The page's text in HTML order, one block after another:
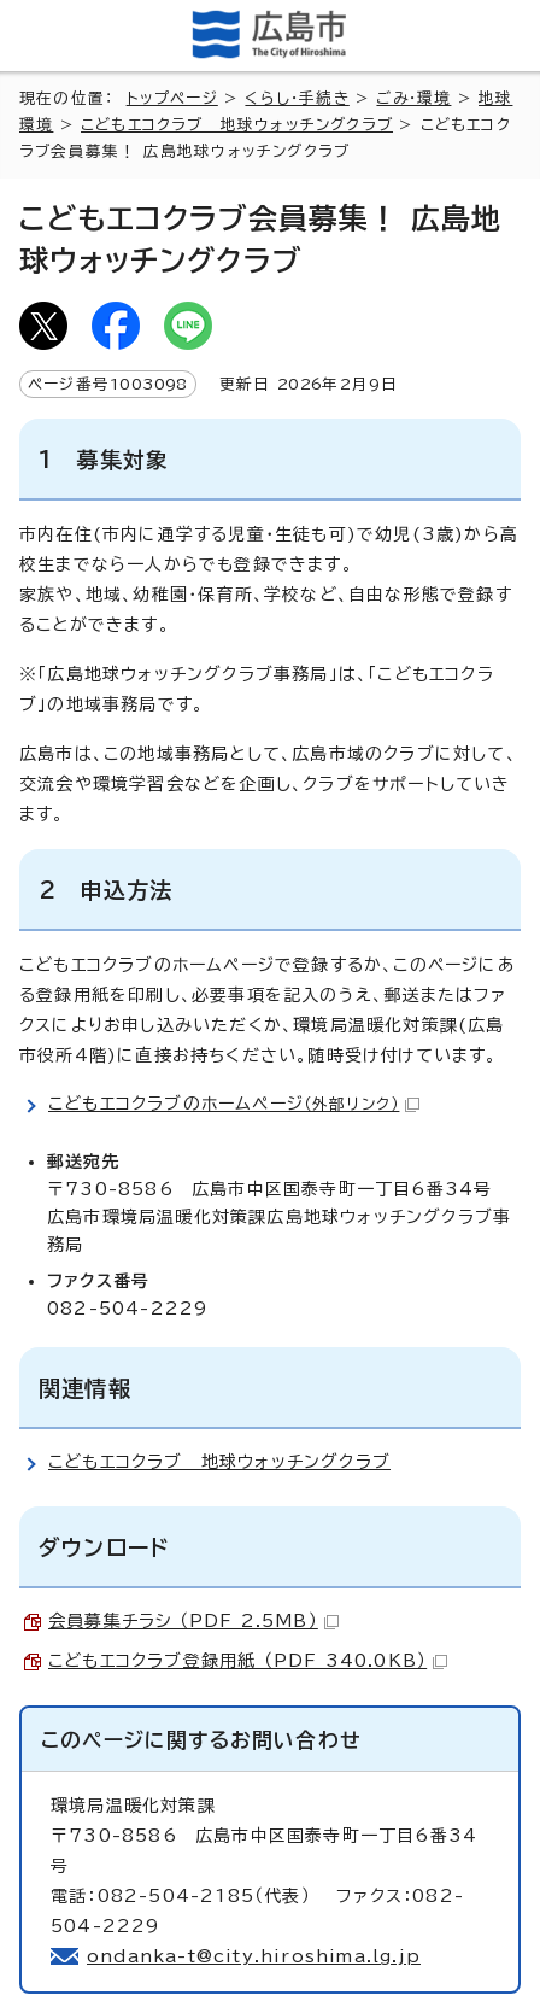
現在の位置： トップページ > くらし・手続き > ごみ・環境 >地球
環境
> こどもエコクラブ 地球ウォッチングクラブ > こどもエコク
ラブ会員募集！ 広島地球ウォッチングクラブ
こどもエコクラブ会員募集！ 広島地
球ウォッチングクラブ
ページ番号 1003098 更新日 2026年2月9日
1 募集対象
市内在住(市内に通学する児童・生徒も可)で幼児(3歳)から高
校生までなら一人からでも登録できます。
家族や、地域、幼稚園・保育所、学校など、自由な形態で登録す
ることができます。
※「広島地球ウォッチングクラブ事務局」は、「こどもエコクラ
ブ」の地域事務局です。
広島市は、この地域事務局として、広島市域のクラブに対して、
交流会や環境学習会などを企画し、クラブをサポートしていき
ます。
2 申込方法
こどもエコクラブのホームページで登録するか、このページにあ
る登録用紙を印刷し、必要事項を記入のうえ、郵送またはファ
クスによりお申し込みいただくか、環境局温暖化対策課(広島
市役所4階)に直接お持ちください。随時受け付けています。
こどもエコクラブのホームページ （外部リンク）
郵送宛先
〒730-8586 広島市中区国泰寺町一丁目6番34号
広島市環境局温暖化対策課広島地球ウォッチングクラブ事
務局
ファクス番号
082-504-2229
関連情報
こどもエコクラブ 地球ウォッチングクラブ
ダウンロード
会員募集チラシ （PDF 2.5MB）
こどもエコクラブ登録用紙 （PDF 340.0KB）
このページに関するお問い合わせ
環境局温暖化対策課
〒730-8586 広島市中区国泰寺町一丁目6番34
号
電話：082-504-2185（代表） ファクス：082-
504-2229
ondanka-t@city.hiroshima.lg.jp